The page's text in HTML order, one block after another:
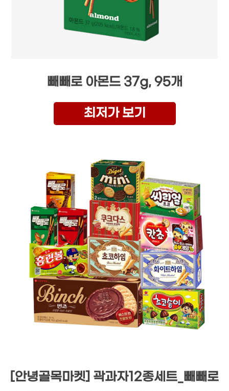
빼빼로 아몬드 37g, 95개
최저가 보기
[안녕골목마켓] 곽과자12종세트_빼빼로